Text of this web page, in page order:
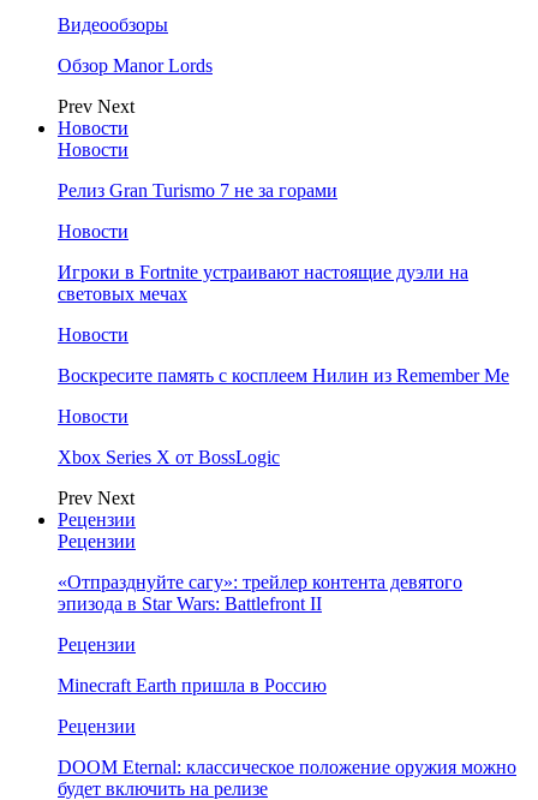
Видеообзоры
Обзор Manor Lords
Prev Next
Новости
Новости
Релиз Gran Turismo 7 не за горами
Новости
Игроки в Fortnite устраивают настоящие дуэли на
световых мечах
Новости
Воскресите память с косплеем Нилин из Remember Me
Новости
Xbox Series X от BossLogic
Prev Next
Рецензии
Рецензии
«Отпразднуйте сагу»: трейлер контента девятого
эпизода в Star Wars: Battlefront II
Рецензии
Minecraft Earth пришла в Россию
Рецензии
DOOM Eternal: классическое положение оружия можно
будет включить на релизе